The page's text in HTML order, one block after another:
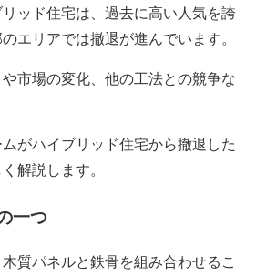
ッド住宅は、過去に高い人気を誇
エリアでは撤退が進んでいます。
市場の変化、他の工法との競争な
がハイブリッド住宅から撤退した
解説します。
一つ
質パネルと鉄骨を組み合わせるこ